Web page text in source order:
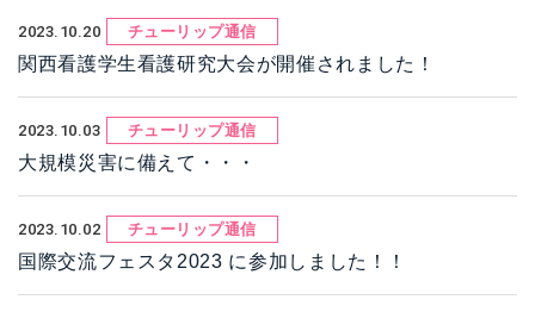
2023.10.20 チューリップ通信
関西看護学生看護研究大会が開催されました！
2023.10.03 チューリップ通信
大規模災害に備えて・・・
2023.10.02 チューリップ通信
国際交流フェスタ2023 に参加しました！！